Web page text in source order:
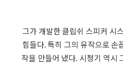
그가 개발한 클립쉬 스피커 시
힘들다. 특히 그의 유작으로 손
작을 만들어 냈다. 시청기 역시